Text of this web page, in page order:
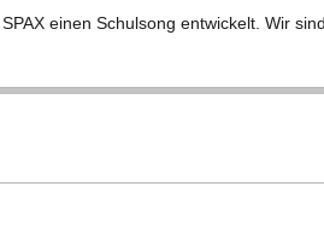
einen Schul­song ent­wi­ckelt. Wir